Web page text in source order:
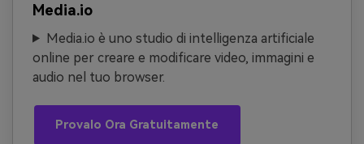
Media.io
Media.io è uno studio di intelligenza artificiale
online per creare e modificare video, immagini e
audio nel tuo browser.
Provalo Ora Gratuitamente